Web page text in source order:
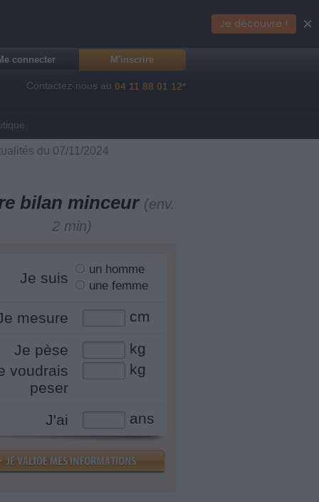
connecter M'inscrire
Contactez-nous au 04 11 88 01 12*
du 07/11/2024
bilan minceur (env.
2 min)
Je suis
un homme
une femme
mesure cm
Je pèse
kg
voudrais
peser
kg
J'ai ans
Je découvre ! ×